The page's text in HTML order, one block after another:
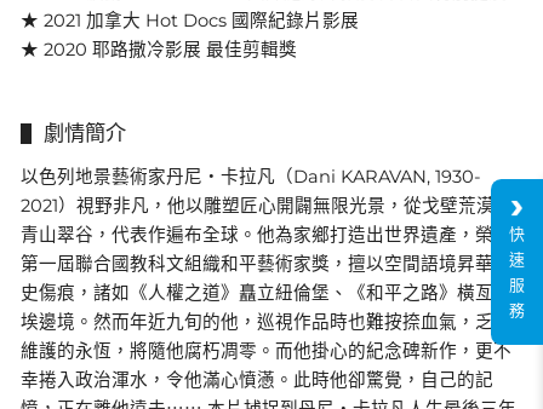
★ 2021 加拿大 Hot Docs 國際紀錄片影展
★ 2020 耶路撒冷影展 最佳剪輯獎
劇情簡介
以色列地景藝術家丹尼・卡拉凡（Dani KARAVAN, 1930-
2021）視野非凡，他以雕塑匠心開闢無限光景，從戈壁荒漠到
青山翠谷，代表作遍布全球。他為家鄉打造出世界遺產，榮獲
第一屆聯合國教科文組織和平藝術家獎，擅以空間語境昇華歷
史傷痕，諸如《人權之道》矗立紐倫堡、《和平之路》橫亙以
埃邊境。然而年近九旬的他，巡視作品時也難按捺血氣，乏人
維護的永恆，將隨他腐朽凋零。而他掛心的紀念碑新作，更不
幸捲入政治渾水，令他滿心憤懣。此時他卻驚覺，自己的記
快
速
服
務